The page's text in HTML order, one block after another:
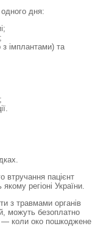
одного дня:
з імплантами) та
втручання пацієнт
регіоні України.
з травмами органів
можуть безоплатно
— коли око пошкоджене